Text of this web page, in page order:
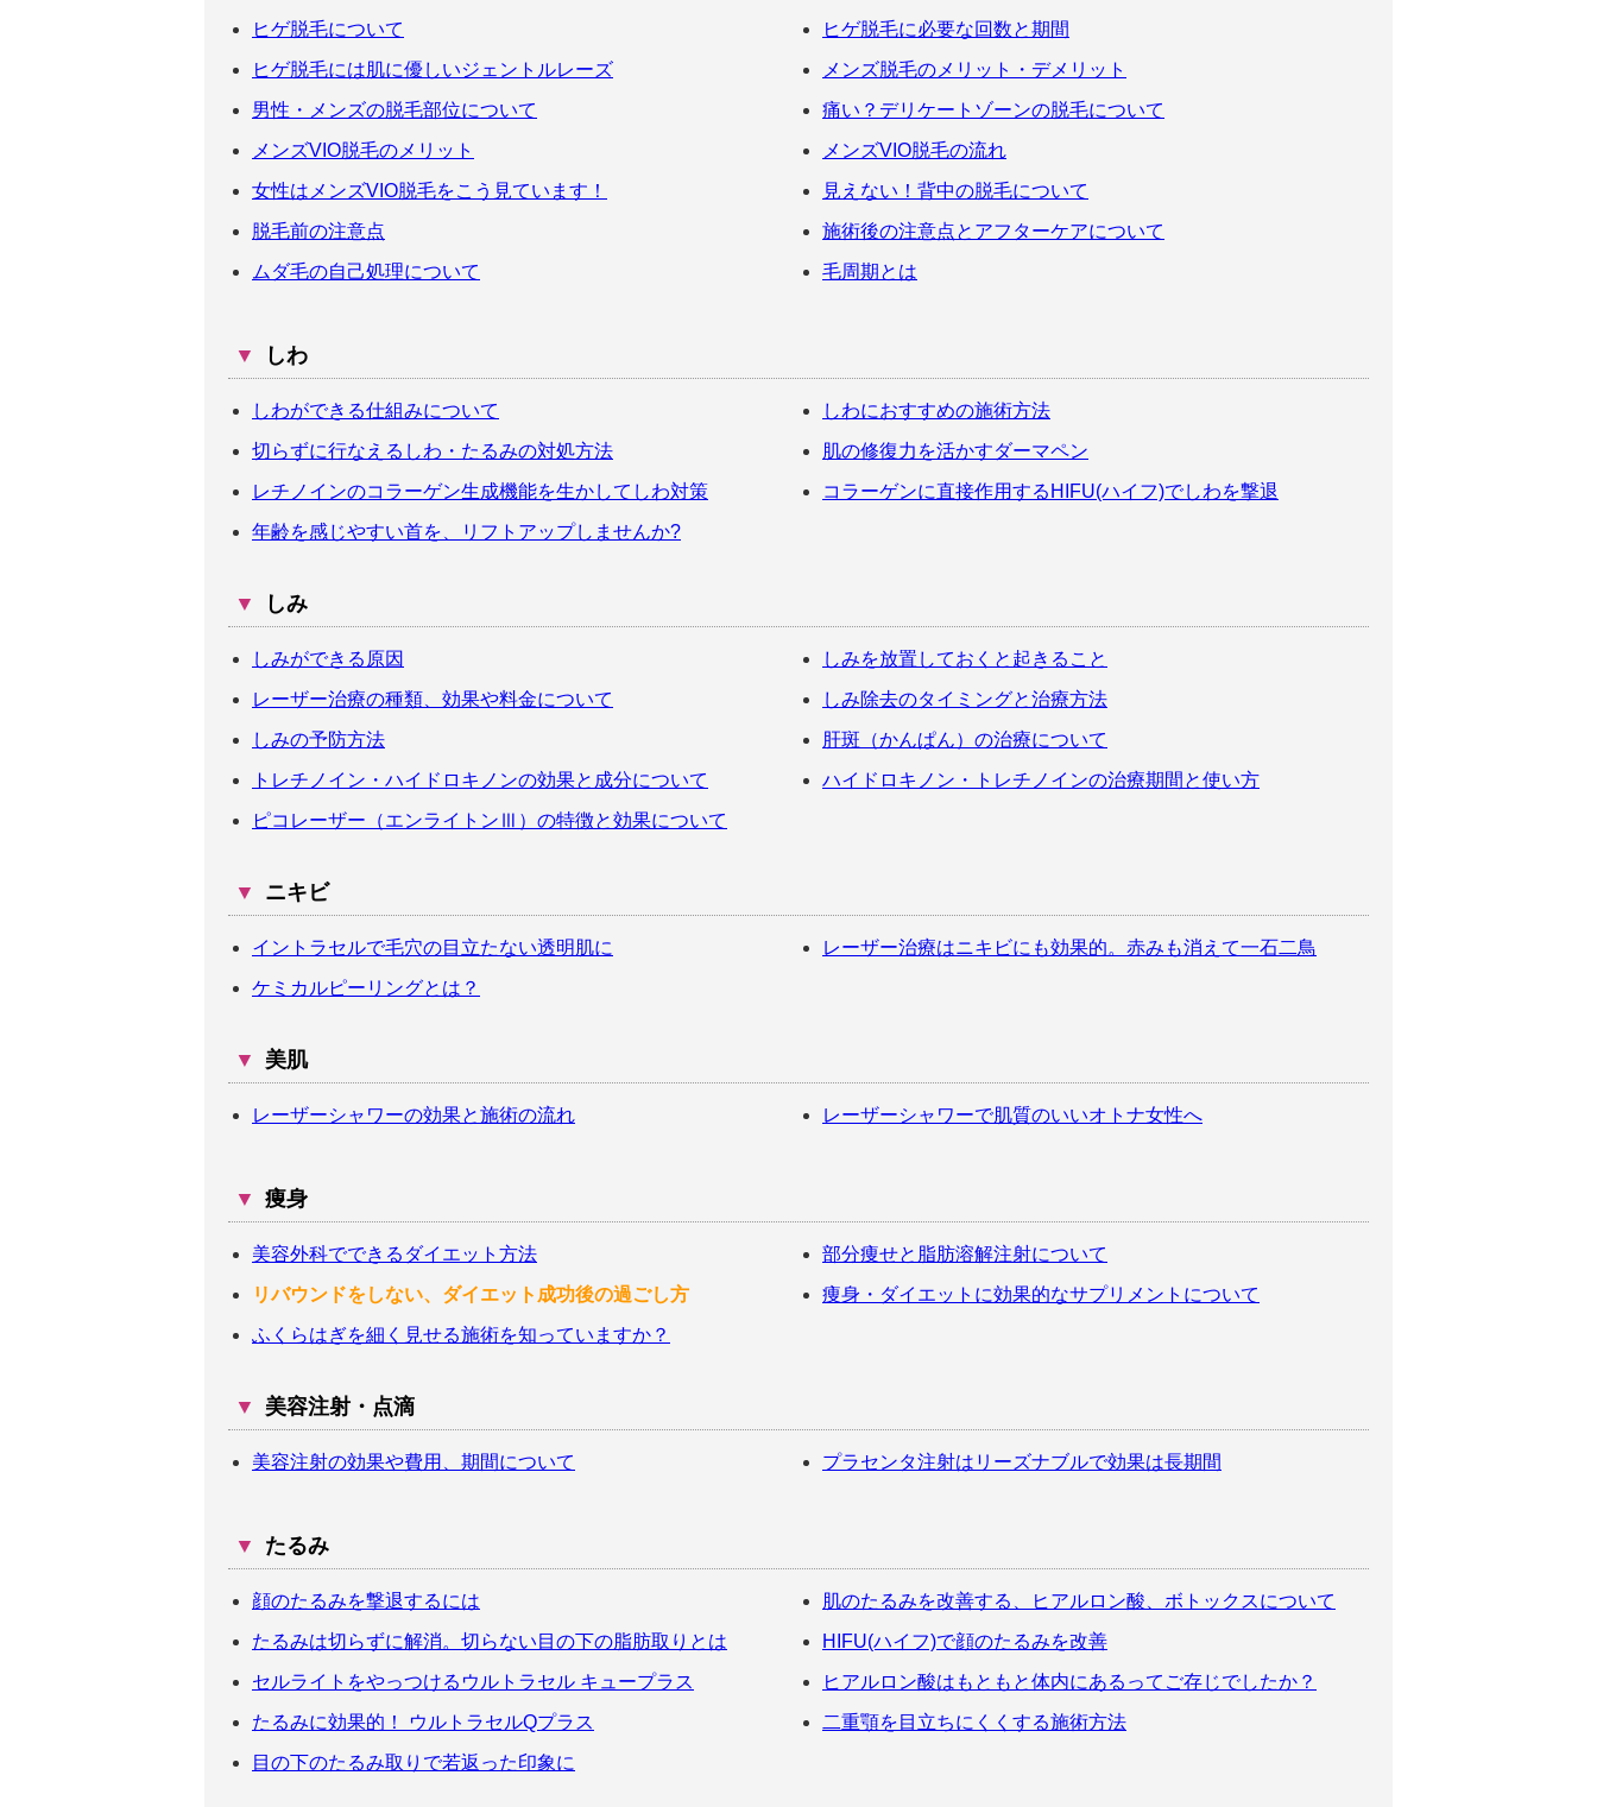
ヒゲ脱毛について
ヒゲ脱毛に必要な回数と期間
ヒゲ脱毛には肌に優しいジェントルレーズ
メンズ脱毛のメリット・デメリット
男性・メンズの脱毛部位について
痛い？デリケートゾーンの脱毛について
メンズVIO脱毛のメリット
メンズVIO脱毛の流れ
女性はメンズVIO脱毛をこう見ています！
見えない！背中の脱毛について
脱毛前の注意点
施術後の注意点とアフターケアについて
ムダ毛の自己処理について
毛周期とは
▼ しわ
しわができる仕組みについて
しわにおすすめの施術方法
切らずに行なえるしわ・たるみの対処方法
肌の修復力を活かすダーマペン
レチノインのコラーゲン生成機能を生かしてしわ対策
コラーゲンに直接作用するHIFU(ハイフ)でしわを撃退
年齢を感じやすい首を、リフトアップしませんか?
▼ しみ
しみができる原因
しみを放置しておくと起きること
レーザー治療の種類、効果や料金について
しみ除去のタイミングと治療方法
しみの予防方法
肝斑（かんぱん）の治療について
トレチノイン・ハイドロキノンの効果と成分について
ハイドロキノン・トレチノインの治療期間と使い方
ピコレーザー（エンライトンⅢ）の特徴と効果について
▼ ニキビ
イントラセルで毛穴の目立たない透明肌に
レーザー治療はニキビにも効果的。赤みも消えて一石二鳥
ケミカルピーリングとは？
▼ 美肌
レーザーシャワーの効果と施術の流れ レーザーシャワーで肌質のいいオトナ女性へ
▼ 痩身
美容外科でできるダイエット方法
部分痩せと脂肪溶解注射について
リバウンドをしない、ダイエット成功後の過ごし方
痩身・ダイエットに効果的なサプリメントについて
ふくらはぎを細く見せる施術を知っていますか？
▼ 美容注射・点滴
美容注射の効果や費用、期間について プラセンタ注射はリーズナブルで効果は長期間
▼ たるみ
顔のたるみを撃退するには
肌のたるみを改善する、ヒアルロン酸、ボトックスについて
たるみは切らずに解消。切らない目の下の脂肪取りとは
HIFU(ハイフ)で顔のたるみを改善
セルライトをやっつけるウルトラセル キュープラス
ヒアルロン酸はもともと体内にあるってご存じでしたか？
たるみに効果的！ ウルトラセルQプラス
二重顎を目立ちにくくする施術方法
目の下のたるみ取りで若返った印象に